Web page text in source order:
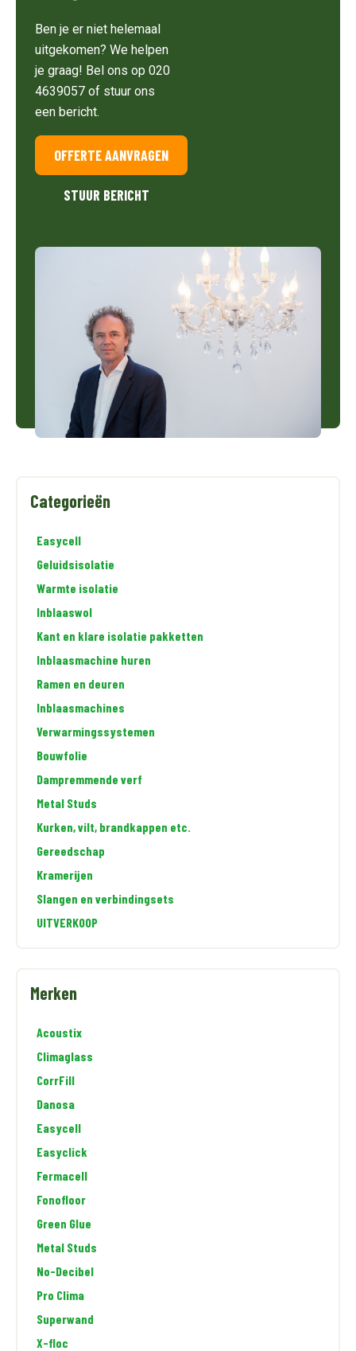
Categorieën
Easycell
Geluidsisolatie
Warmte isolatie
Inblaaswol
Kant en klare isolatie pakketten
Inblaasmachine huren
Ramen en deuren
Inblaasmachines
Verwarmingssystemen
Bouwfolie
Dampremmende verf
Metal Studs
Kurken, vilt, brandkappen etc.
Gereedschap
Kramerijen
Slangen en verbindingsets
UITVERKOOP
Merken
Acoustix
Climaglass
CorrFill
Danosa
Easycell
Easyclick
Fermacell
Fonofloor
Green Glue
Metal Studs
No-Decibel
Pro Clima
Superwand
X-floc
Ben je er niet helemaal
uitgekomen? We helpen
je graag! Bel ons op 020
4639057 of stuur ons
een bericht.
OFFERTE AANVRAGEN
STUUR BERICHT